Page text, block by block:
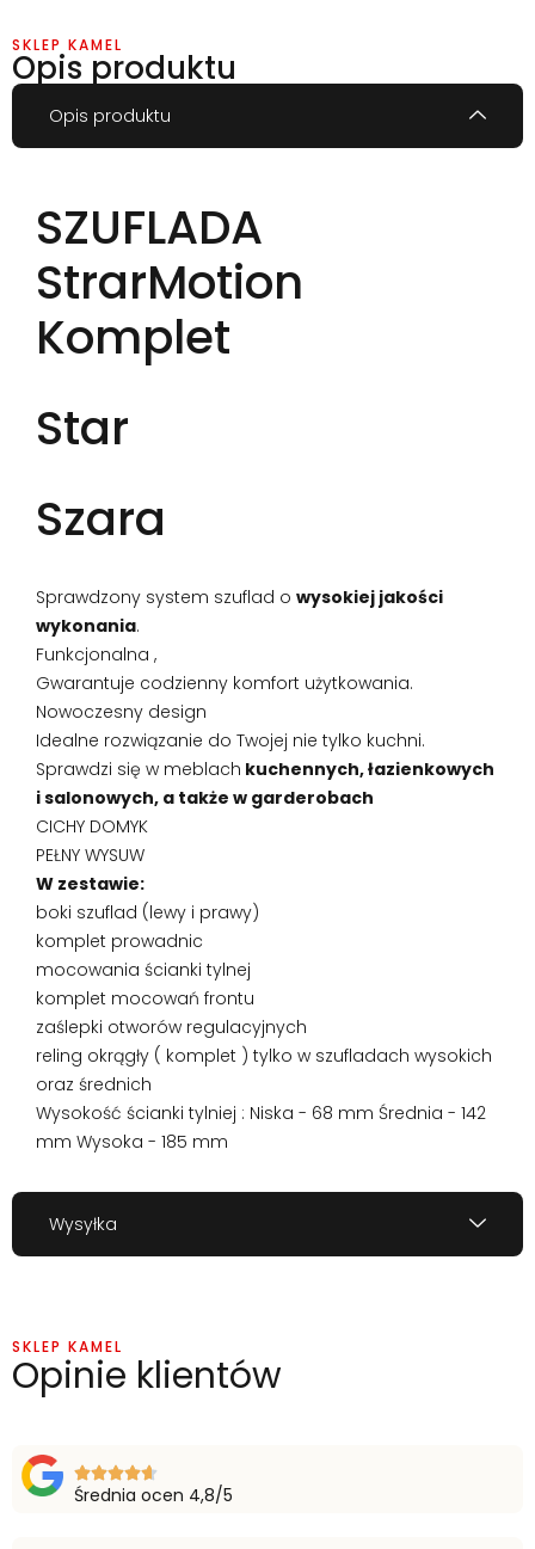
SKLEP KAMEL
Opis produktu
Opis produktu
SZUFLADA
StrarMotion
Komplet
Star
Szara
Sprawdzony system szuflad o wysokiej jakości
wykonania.
Funkcjonalna ,
Gwarantuje codzienny komfort użytkowania.
Nowoczesny design
Idealne rozwiązanie do Twojej nie tylko kuchni.
Sprawdzi się w meblach kuchennych, łazienkowych
i salonowych, a także w garderobach
CICHY DOMYK
PEŁNY WYSUW
W zestawie:
boki szuflad (lewy i prawy)
komplet prowadnic
mocowania ścianki tylnej
komplet mocowań frontu
zaślepki otworów regulacyjnych
reling okrągły ( komplet ) tylko w szufladach wysokich
oraz średnich
Wysokość ścianki tylniej : Niska - 68 mm Średnia - 142
mm Wysoka - 185 mm
Wysyłka
SKLEP KAMEL
Opinie klientów
Średnia ocen 4,8/5